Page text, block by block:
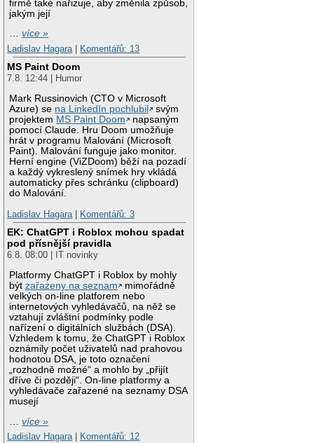
firmě také nařizuje, aby změnila způsob,
jakým její
…více »
Ladislav Hagara
Komentářů: 13
MS Paint Doom
7.8. 12:44 | Humor
Mark Russinovich (CTO v Microsoft
Azure) se na LinkedIn pochlubil
svým
projektem MS Paint Doom
napsaným
pomocí Claude. Hru Doom umožňuje
hrát v programu Malování (Microsoft
Paint). Malování funguje jako monitor.
Herní engine (ViZDoom) běží na pozadí
a každý vykreslený snímek hry vkládá
automaticky přes schránku (clipboard)
do Malování.
Ladislav Hagara
Komentářů: 3
EK: ChatGPT i Roblox mohou spadat
pod přísnější pravidla
6.8. 08:00 | IT novinky
Platformy ChatGPT i Roblox by mohly
býtzařazeny na seznam
mimořádně
velkých on-line platforem nebo
internetových vyhledávačů, na něž se
vztahují zvláštní podmínky podle
nařízení o digitálních službách (DSA).
Vzhledem k tomu, že ChatGPT i Roblox
oznámily počet uživatelů nad prahovou
hodnotou DSA, je toto označení
„rozhodně možné“ a mohlo by „přijít
dříve či později“. On-line platformy a
vyhledávače zařazené na seznamy DSA
musejí
…více »
Ladislav Hagara| Komentářů: 12